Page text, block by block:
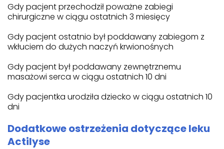
Gdy pacjent przechodził poważne zabiegi
chirurgiczne w ciągu ostatnich 3 miesięcy
Gdy pacjent ostatnio był poddawany zabiegom z
wkłuciem do dużych naczyń krwionośnych
Gdy pacjent był poddawany zewnętrznemu
masażowi serca w ciągu ostatnich 10 dni
Gdy pacjentka urodziła dziecko w ciągu ostatnich 10
dni
Dodatkowe ostrzeżenia dotyczące leku
Actilyse